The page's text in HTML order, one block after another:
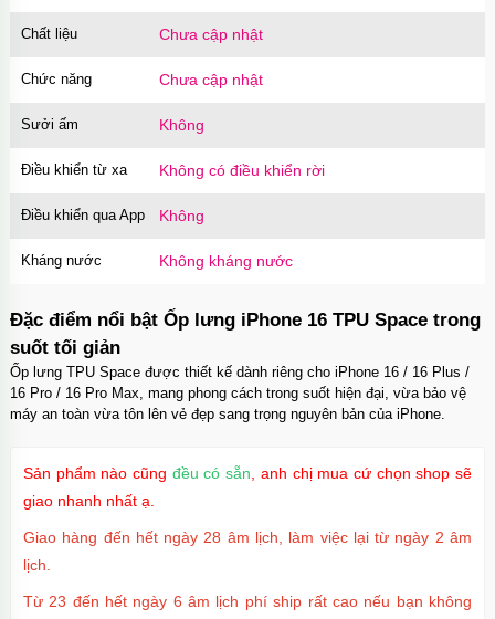
Chất liệu Chưa cập nhật
Chức năng Chưa cập nhật
Sưởi ấm Không
Điều khiển từ xa Không có điều khiển rời
Điều khiển qua App Không
Kháng nước Không kháng nước
Đặc điểm nổi bật Ốp lưng iPhone 16 TPU Space trong
suốt tối giản
Ốp lưng TPU Space được thiết kế dành riêng cho iPhone 16 / 16 Plus /
16 Pro / 16 Pro Max, mang phong cách trong suốt hiện đại, vừa bảo vệ
máy an toàn vừa tôn lên vẻ đẹp sang trọng nguyên bản của iPhone.
Sản phẩm nào cũng đều có sẵn , anh chị mua cứ chọn shop sẽ
giao nhanh nhất ạ.
Giao hàng đến hết ngày 28 âm lịch, làm việc lại từ ngày 2 âm
lịch.
Từ 23 đến hết ngày 6 âm lịch phí ship rất cao nếu bạn không